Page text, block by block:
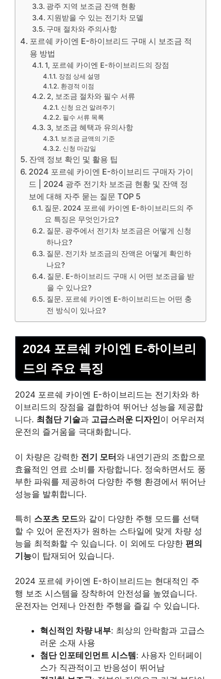
광주 지역 보조금 잔액 현황
지원받을 수 있는 전기차 모델
구매 절차와 주의사항
포르쉐 카이엔 E-하이브리드 구매 시 보조금 적
용 방법
1, 포르쉐 카이엔 E-하이브리드의 장점
장점 상세 설명
환경적 이점
2, 보조금 절차와 필수 서류
신청 요건 알려주기
필수 서류 목록
3, 보조금 혜택과 유의사항
보조금 금액의 기준
신청 마감일
잔액 정보 확인 및 활용 팁
2024 포르쉐 카이엔 E-하이브리드 구매자 가이
드 | 2024 광주 전기차 보조금 현황 및 잔액 정
보에 대해 자주 묻는 질문 TOP 5
질문. 2024 포르쉐 카이엔 E-하이브리드의 주
요 특징은 무엇인가요?
질문. 광주에서 전기차 보조금은 어떻게 신청
하나요?
질문. 전기차 보조금의 잔액은 어떻게 확인하
나요?
질문. E-하이브리드 구매 시 어떤 보조금을 받
을 수 있나요?
질문. 포르쉐 카이엔 E-하이브리드는 어떤 충
전 방식이 있나요?
2024 포르쉐 카이엔 E-하이브리
드의 주요 특징
2024 포르쉐 카이엔 E-하이브리드는 전기차와 하
이브리드의 장점을 결합하여 뛰어난 성능을 제공합
니다. 최첨단 기술과 고급스러운 디자인이 어우러져
운전의 즐거움을 극대화합니다.
이 차량은 강력한 전기 모터와 내연기관의 조합으로
효율적인 연료 소비를 자랑합니다. 정숙하면서도 풍
부한 파워를 제공하여 다양한 주행 환경에서 뛰어난
성능을 발휘합니다.
특히 스포츠 모드와 같이 다양한 주행 모드를 선택
할 수 있어 운전자가 원하는 스타일에 맞게 차량 성
능을 최적화할 수 있습니다. 이 외에도 다양한 편의
기능이 탑재되어 있습니다.
2024 포르쉐 카이엔 E-하이브리드는 현대적인 주
행 보조 시스템을 장착하여 안전성을 높였습니다.
운전자는 언제나 안전한 주행을 즐길 수 있습니다.
혁신적인 차량 내부: 최상의 안락함과 고급스
러운 소재 사용
첨단 인포테인먼트 시스템 : 사용자 인터페이
스가 직관적이고 반응성이 뛰어남